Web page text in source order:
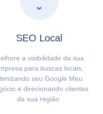
SEO Local
a visibilidade da sua
para buscas locais,
seu Google Meu
e direcionando clientes
da sua região.